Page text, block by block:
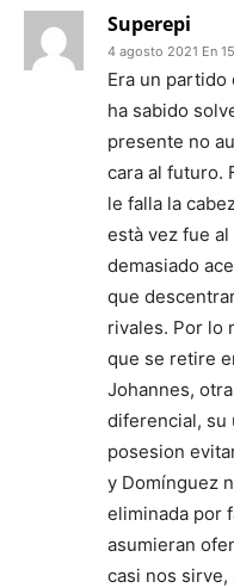
Superepi
4 agosto 2021 En
Era un
ha sabido
presente no
cara al futuro.
le falla la
està vez fue
demasiado
que
rivales. Por lo
que se retire
Johannes,
diferencial, su
posesion
y Domínguez
eliminada por
asumieran
casi nos